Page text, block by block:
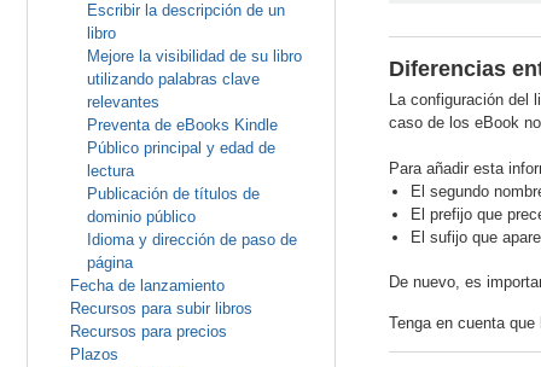
Escribir la descripción de un
libro
Mejore la visibilidad de su libro
utilizando palabras clave
relevantes
Preventa de eBooks Kindle
Público principal y edad de
lectura
Publicación de títulos de
dominio público
Idioma y dirección de paso de
página
Fecha de lanzamiento
Recursos para subir libros
Recursos para precios
Plazos
Diferencias
La configuración del
caso de los eBook
Para añadir esta
El segundo
El prefijo que
El sufijo que
De nuevo, es
Tenga en cuenta